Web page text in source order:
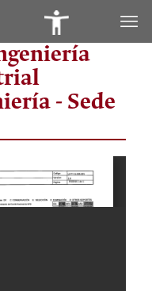
de
- Sede